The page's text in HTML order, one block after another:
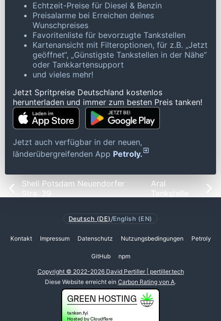
Echtzeit-Preise für Diesel & Benzin
Preisalarme bei Erreichen deines
Wunschpreises
Favoritenliste für bevorzugte Tankstellen
Kartenansicht mit Filteroptionen, für z.B. „Jetzt
geöffnet“, „Günstigste Tankstellen in der Nähe“
oder Tankkartensupport
und vieles mehr!
Jetzt Spritpreise Deutschland kostenlos
herunterladen und immer zum besten Preis tanken!
Jetzt auch verfügbar in der neuen,
länderübergreifenden App Petroly.
Shell Potsdam Neuendorfer
Stra. 39
Aral
Tankstelle
Deutsch (DE) /English (EN)
Kontakt Impressum Datenschutz Nutzungsbedingungen Petroly
GitHub npm
Copyright © 2022-2026 David Pertiller | pertiller.tech
Diese Website erreicht ein Carbon Rating von A.